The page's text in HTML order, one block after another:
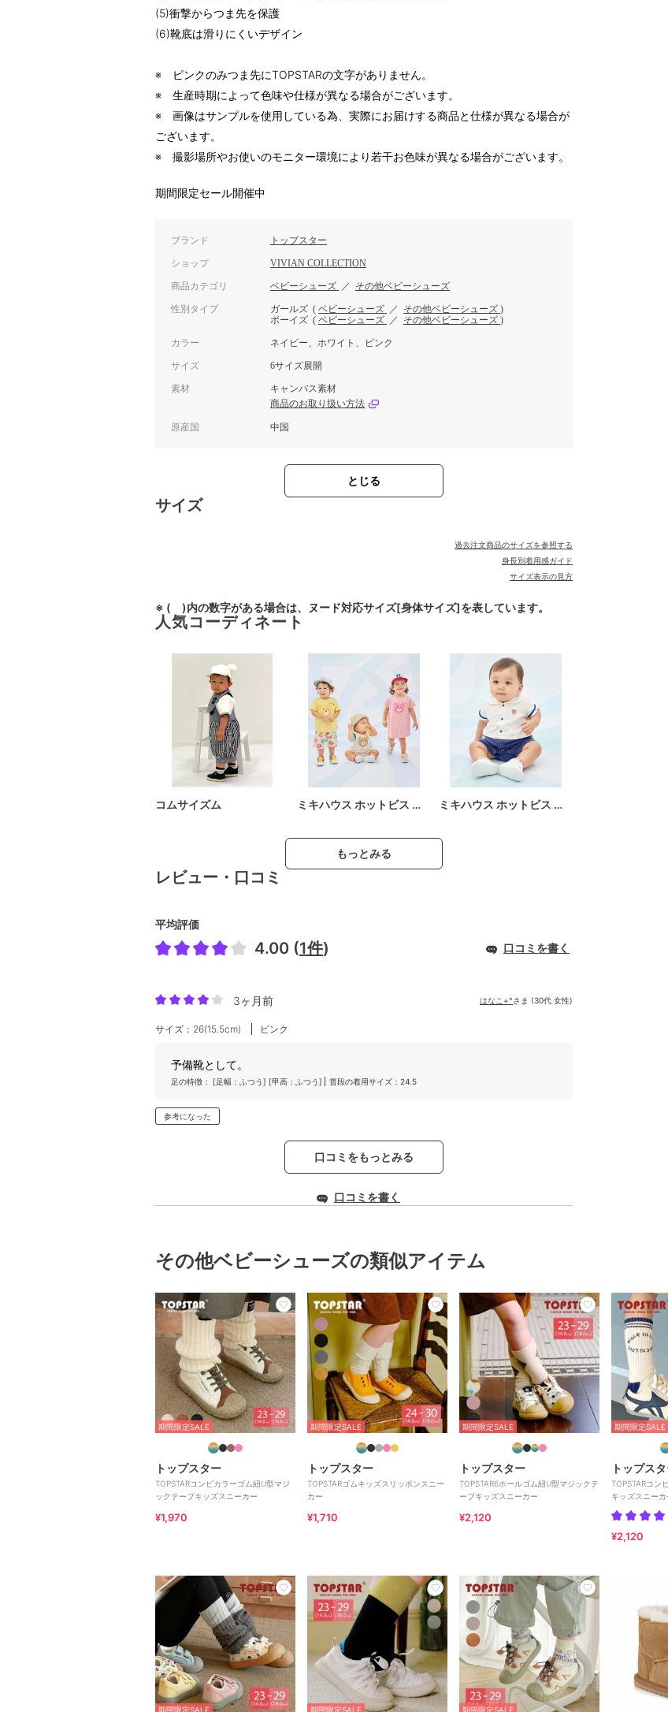
(5)衝撃からつま先を保護
(6)靴底は滑りにくいデザイン
※ ピンクのみつま先にTOPSTARの文字がありません。
※ 生産時期によって色味や仕様が異なる場合がございます。
※ 画像はサンプルを使用している為、実際にお届けする商品と仕様が異なる場合が
ございます。
※ 撮影場所やお使いのモニター環境により若干お色味が異なる場合がございます。
期間限定セール開催中
ブランド トップスター
ショップ VIVIAN COLLECTION
商品カテゴリ ベビーシューズ ／ その他ベビーシューズ
性別タイプ ガールズ ( ベビーシューズ ／ その他ベビーシューズ )
ボーイズ ( ベビーシューズ ／ その他ベビーシューズ )
カラー ネイビー、ホワイト、ピンク
サイズ 6サイズ展開
素材
キャンバス素材
商品のお取り扱い方法
原産国 中国
とじる
サイズ
過去注文商品のサイズを参照する
身長別着用感ガイド
サイズ表示の見方
※ ( )内の数字がある場合は、ヌード対応サイズ[身体サイズ]を表しています。
人気コーディネート
コムサイズム ミキハウス ホットビス … ミキハウス ホットビス …
もっとみる
レビュー・口コミ
平均評価
4.00 (1件) 口コミを書く
3ヶ月前 はなこ+°さま (30代 女性)
サイズ：26(15.5cm) ピンク
予備靴として。
足の特徴： [足幅：ふつう] [甲高：ふつう] 普段の着用サイズ：24.5
参考になった
口コミをもっとみる
口コミを書く
その他ベビーシューズの類似アイテム
期間限定SALE
トップスター
TOPSTARコンビカラーゴム紐U型マジ
ックテープキッズスニーカー
¥1,970
期間限定SALE
トップスター
TOPSTARゴムキッズスリッポンスニー
カー
¥1,710
期間限定SALE
トップスター
TOPSTAR6ホールゴム紐U型マジックテ
ープキッズスニーカー
¥2,120
期間限定SALE
トップス
TOPSTARコン
キッズスニーカ
¥2,120
期間限定SALE 期間限定SALE 期間限定SALE